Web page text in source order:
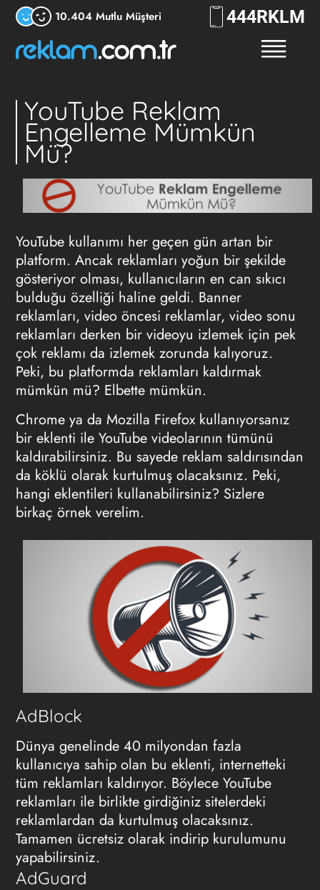
10.404 Mutlu Müşteri 444RKLM
YouTube Reklam
Engelleme Mümkün
Mü?
YouTube kullanımı her geçen gün artan bir
platform. Ancak reklamları yoğun bir şekilde
gösteriyor olması, kullanıcıların en can sıkıcı
bulduğu özelliği haline geldi. Banner
reklamları, video öncesi reklamlar, video sonu
reklamları derken bir videoyu izlemek için pek
çok reklamı da izlemek zorunda kalıyoruz.
Peki, bu platformda reklamları kaldırmak
mümkün mü? Elbette mümkün.
Chrome ya da Mozilla Firefox kullanıyorsanız
bir eklenti ile YouTube videolarının tümünü
kaldırabilirsiniz. Bu sayede reklam saldırısından
da köklü olarak kurtulmuş olacaksınız. Peki,
hangi eklentileri kullanabilirsiniz? Sizlere
birkaç örnek verelim.
AdBlock
Dünya genelinde 40 milyondan fazla
kullanıcıya sahip olan bu eklenti, internetteki
tüm reklamları kaldırıyor. Böylece YouTube
reklamları ile birlikte girdiğiniz sitelerdeki
reklamlardan da kurtulmuş olacaksınız.
Tamamen ücretsiz olarak indirip kurulumunu
yapabilirsiniz.
AdGuard